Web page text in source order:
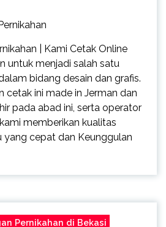
| Kami Cetak Online
untuk menjadi salah satu
bidang desain dan grafis.
cetak ini made in Jerman dan
pada abad ini, serta operator
memberikan kualitas
cepat dan Keunggulan
Pernikahan di Bekasi